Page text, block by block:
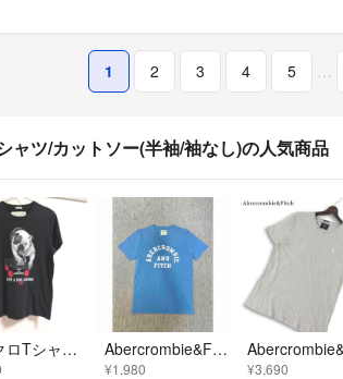
1 2 3 4 5 …
ツ/カットソー(半袖/袖なし)の人気商品
アバクロTシャツ【メンズMサイズ】 Abercrombie&Fitch アバクロンビー&フィッチ Tシャツ Ｓ.XS
¥1,980 ¥3,690